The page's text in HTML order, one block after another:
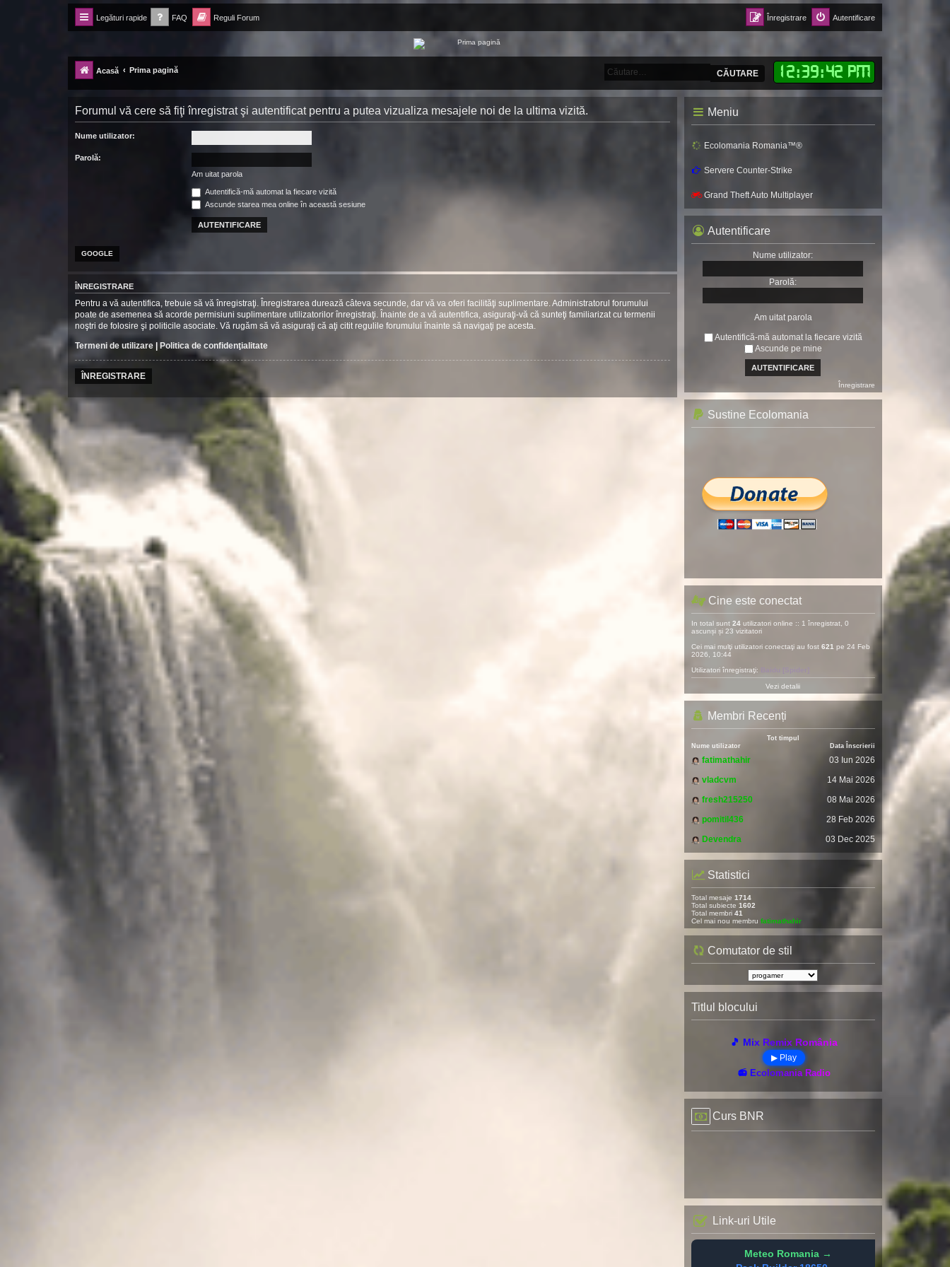
Legături rapide FAQ Reguli Forum Autentificare
Înregistrare
Forum Ecolomania™®
-= Idei pentru viitor =-
Acasă Prima pagină 12:39:44 PM
CĂUTARE
Forumul vă cere să fiţi înregistrat şi autentificat pentru a putea vizualiza mesajele noi de la ultima vizită.
Nume utilizator:
Parolă:
Am uitat parola
Autentifică-mă automat la fiecare vizită
Ascunde starea mea online în această sesiune
GOOGLE
ÎNREGISTRARE
Pentru a vă autentifica, trebuie să vă înregistraţi. Înregistrarea durează câteva secunde, dar vă va oferi facilităţi suplimentare. Administratorul forumului
poate de asemenea să acorde permisiuni suplimentare utilizatorilor înregistraţi. Înainte de a vă autentifica, asiguraţi-vă că sunteţi familiarizat cu termenii
noştri de folosire şi politicile asociate. Vă rugăm să vă asiguraţi că aţi citit regulile forumului înainte să navigaţi pe acesta.
Termeni de utilizare | Politica de confidenţialitate
ÎNREGISTRARE
Meniu
Ecolomania Romania™®
Servere Counter-Strike
Grand Theft Auto Multiplayer
Autentificare
Nume utilizator:
Parolă:
Am uitat parola
Autentifică-mă automat la fiecare vizită
Ascunde pe mine
Înregistrare
Sustine Ecolomania
Cine este conectat
In total sunt 24utilizatori online :: 1 înregistrat, 0
ascunși și 23 vizitatori
Cei mai mulţi utilizatori conectaţi au fost 621 pe 24 Feb
2026, 10:44
Utilizatori înregistraţi:
Vezi detalii
Membri Recenți
Tot timpul
Nume utilizator
Data Înscrierii
fatimathahir
03 Iun 2026
vladcvm
14 Mai 2026
fresh215250
08 Mai 2026
pomitil436
28 Feb 2026
Devendra
03 Dec 2025
Statistici
Total mesaje 1714
Total subiecte 1602
Total membri 41
Cel mai nou membru fatimathahir
Comutator de stil
Titlul blocului
🎵 Mix Remix România
▶ Play
📻 Ecolomania Radio
Curs BNR
Link-uri Utile
Meteo Romania →